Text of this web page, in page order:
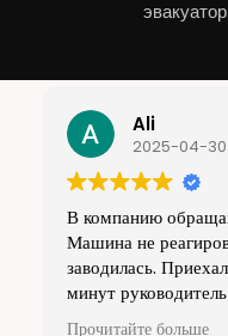
эвакуатор.
De Novo
2025-04-30
Наша организация!
услугами не
ОФИЦЫАЛЬНО
выполненных
довольны и даже
Прочитайте больше